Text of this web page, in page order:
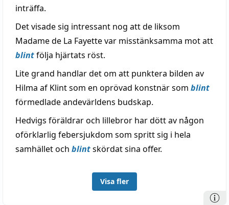
inträffa.
Det visade sig intressant nog att de liksom
Madame de La Fayette var misstänksamma mot att
blintfölja hjärtats röst.
Lite grand handlar det om att punktera bilden av
Hilma af Klint som en oprövad konstnär som blint
förmedlade andevärldens budskap.
Hedvigs föräldrar och lillebror har dött av någon
oförklarlig febersjukdom som spritt sig i hela
samhället och blintskördat sina offer.
Visa fler